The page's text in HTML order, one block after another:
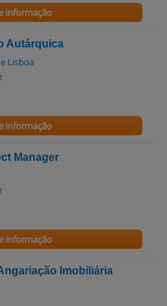
informação
Autárquica
Lisboa
informação
Manager
informação
Imobiliária